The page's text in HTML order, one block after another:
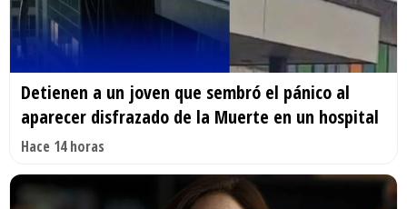
Detienen a un joven que sembró el pánico al
aparecer disfrazado de la Muerte en un hospital
Hace 14 horas